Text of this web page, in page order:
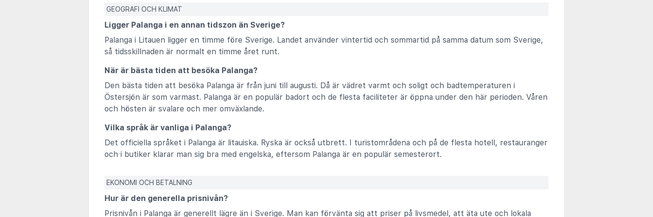
GEOGRAFI OCH KLIMAT
Ligger Palanga i en annan tidszon än Sverige?
Palanga i Litauen ligger en timme före Sverige. Landet använder vintertid och sommartid på samma datum som Sverige,
så tidsskillnaden är normalt en timme året runt.
När är bästa tiden att besöka Palanga?
Den bästa tiden att besöka Palanga är från juni till augusti. Då är vädret varmt och soligt och badtemperaturen i
Östersjön är som varmast. Palanga är en populär badort och de flesta faciliteter är öppna under den här perioden. Våren
och hösten är svalare och mer omväxlande.
Vilka språk är vanliga i Palanga?
Det officiella språket i Palanga är litauiska. Ryska är också utbrett. I turistområdena och på de flesta hotell, restauranger
och i butiker klarar man sig bra med engelska, eftersom Palanga är en populär semesterort.
EKONOMI OCH BETALNING
Hur är den generella prisnivån?
Prisnivån i Palanga är generellt lägre än i Sverige. Man kan förvänta sig att priser på livsmedel, att äta ute och lokala